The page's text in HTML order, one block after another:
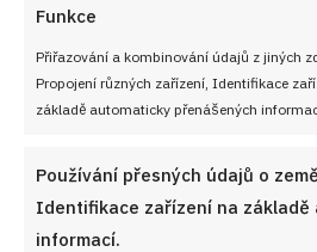
Funkce
Přiřazování a kombinování údajů z jiných
Propojení různých zařízení, Identifikace
základě automaticky přenášených
Používání přesných údajů o
Identifikace zařízení na základě
informací.